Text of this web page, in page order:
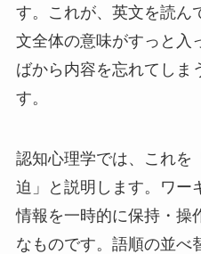
す。これが、英文を読ん
文全体の意味がすっと入
ばから内容を忘れてしま
す。
認知心理学では、これを
迫」と説明します。ワー
情報を一時的に保持・操
なものです。語順の並べ